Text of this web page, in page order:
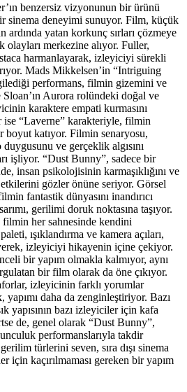
benzersiz vizyonunun bir ürünü
bir sinema deneyimi sunuyor. Film, küçük
ardında yatan korkunç sırları çözmeye
olayları merkezine alıyor. Fuller,
harmanlayarak, izleyiciyi sürekli
Mads Mikkelsen’in “Intriguing
performans, filmin gizemini ve
Aurora rolündeki doğal ve
karaktere empati kurmasını
ise “Laverne” karakteriyle, filmin
boyut katıyor. Filmin senaryosu,
ve gerçeklik algısını
işliyor. “Dust Bunny”, sadece bir
insan psikolojisinin karmaşıklığını ve
gözler önüne seriyor. Görsel
fantastik dünyasını inandırıcı
gerilimi doruk noktasına taşıyor.
filmin her sahnesinde kendini
ışıklandırma ve kamera açıları,
izleyiciyi hikayenin içine çekiyor.
bir yapım olmakla kalmıyor, aynı
bir film olarak da öne çıkıyor.
izleyicinin farklı yorumlar
yapımı daha da zenginleştiriyor. Bazı
yapısının bazı izleyiciler için kafa
de, genel olarak “Dust Bunny”,
performanslarıyla takdir
türlerini seven, sıra dışı sinema
için kaçırılmaması gereken bir yapım